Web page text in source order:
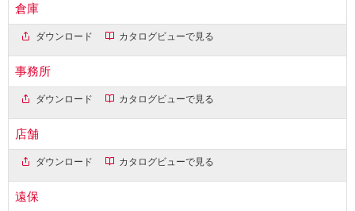
倉庫
ダウンロード カタログビューで見る
事務所
ダウンロード カタログビューで見る
店舗
ダウンロード カタログビューで見る
遠保